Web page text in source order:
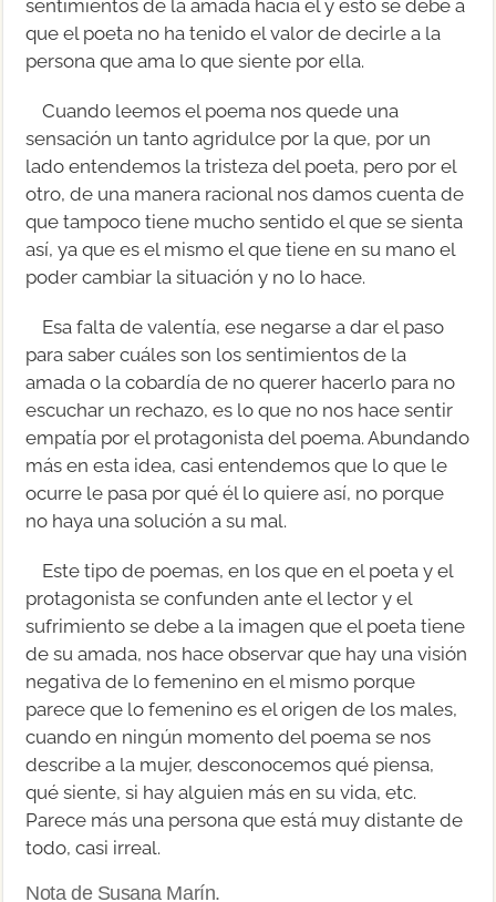
sentimientos de la amada hacia él y esto se debe a
que el poeta no ha tenido el valor de decirle a la
persona que ama lo que siente por ella.
Cuando leemos el poema nos quede una
sensación un tanto agridulce por la que, por un
lado entendemos la tristeza del poeta, pero por el
otro, de una manera racional nos damos cuenta de
que tampoco tiene mucho sentido el que se sienta
así, ya que es el mismo el que tiene en su mano el
poder cambiar la situación y no lo hace.
Esa falta de valentía, ese negarse a dar el paso
para saber cuáles son los sentimientos de la
amada o la cobardía de no querer hacerlo para no
escuchar un rechazo, es lo que no nos hace sentir
empatía por el protagonista del poema. Abundando
más en esta idea, casi entendemos que lo que le
ocurre le pasa por qué él lo quiere así, no porque
no haya una solución a su mal.
Este tipo de poemas, en los que en el poeta y el
protagonista se confunden ante el lector y el
sufrimiento se debe a la imagen que el poeta tiene
de su amada, nos hace observar que hay una visión
negativa de lo femenino en el mismo porque
parece que lo femenino es el origen de los males,
cuando en ningún momento del poema se nos
describe a la mujer, desconocemos qué piensa,
qué siente, si hay alguien más en su vida, etc.
Parece más una persona que está muy distante de
todo, casi irreal.
Nota de Susana Marín.